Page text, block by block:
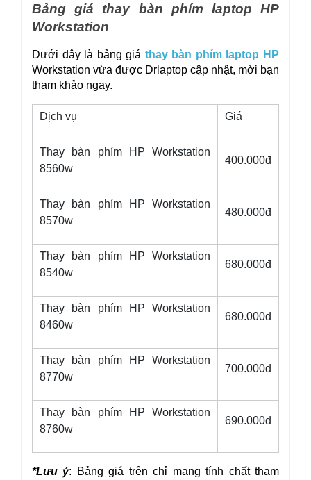
Bảng giá thay bàn phím laptop HP
Workstation
Dưới đây là bảng giá thay bàn phím laptop HP
Workstation vừa được Drlaptop cập nhật, mời bạn
tham khảo ngay.
Dịch vụ Giá
Thay bàn phím HP Workstation
8560w
400.000đ
Thay bàn phím HP Workstation
8570w
480.000đ
Thay bàn phím HP Workstation
8540w
680.000đ
Thay bàn phím HP Workstation
8460w
680.000đ
Thay bàn phím HP Workstation
8770w
700.000đ
Thay bàn phím HP Workstation
8760w
690.000đ
*Lưu ý: Bảng giá trên chỉ mang tính chất tham